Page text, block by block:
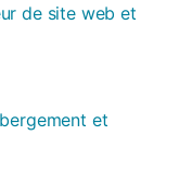
de site web et
et